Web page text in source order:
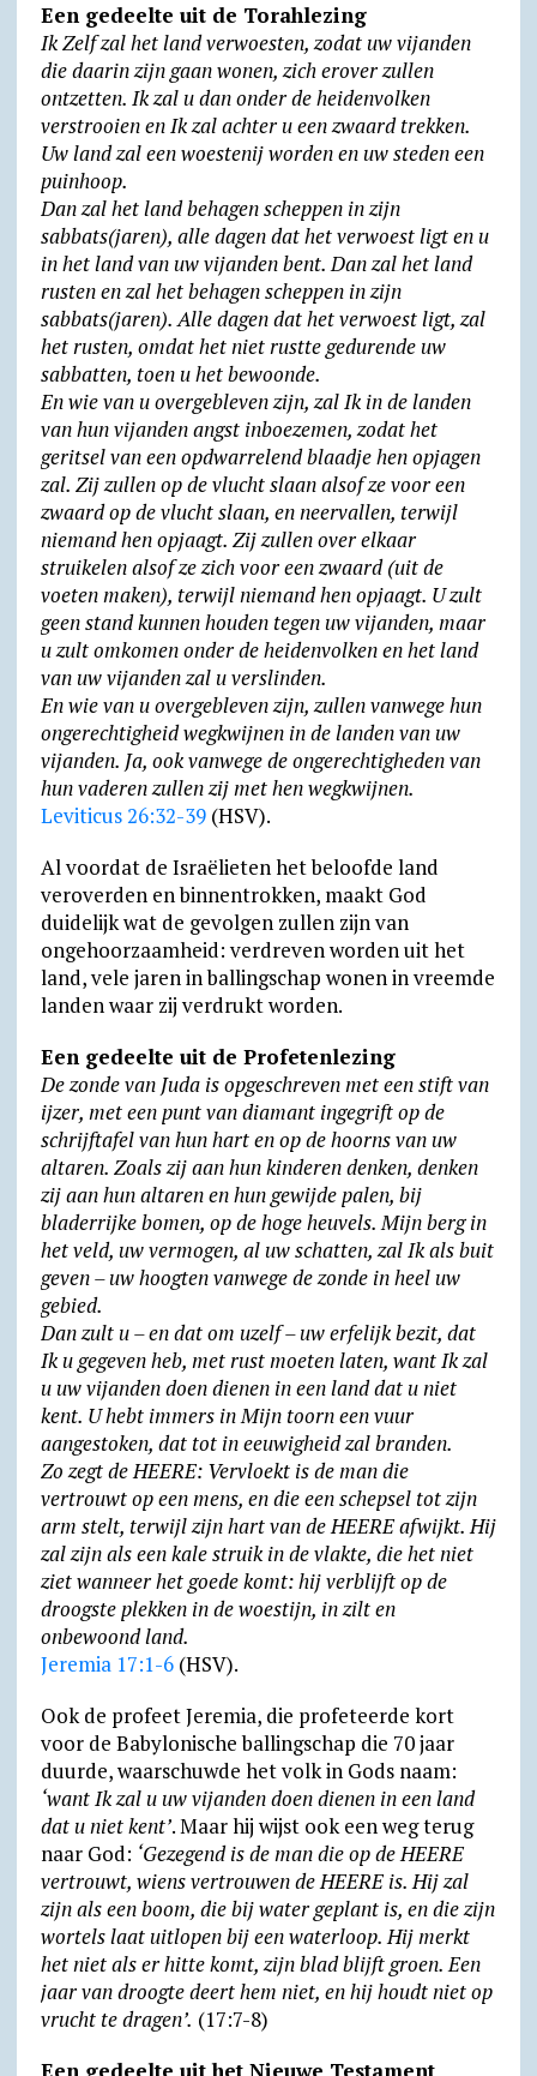
Een gedeelte uit de Torahlezing
Ik Zelf zal het land verwoesten, zodat uw vijanden
die daarin zijn gaan wonen, zich erover zullen
ontzetten. Ik zal u dan onder de heidenvolken
verstrooien en Ik zal achter u een zwaard trekken.
Uw land zal een woestenij worden en uw steden een
puinhoop.
Dan zal het land behagen scheppen in zijn
sabbats(jaren), alle dagen dat het verwoest ligt en u
in het land van uw vijanden bent. Dan zal het land
rusten en zal het behagen scheppen in zijn
sabbats(jaren). Alle dagen dat het verwoest ligt, zal
het rusten, omdat het niet rustte gedurende uw
sabbatten, toen u het bewoonde.
En wie van u overgebleven zijn, zal Ik in de landen
van hun vijanden angst inboezemen, zodat het
geritsel van een opdwarrelend blaadje hen opjagen
zal. Zij zullen op de vlucht slaan alsof ze voor een
zwaard op de vlucht slaan, en neer­vallen, terwijl
niemand hen opjaagt. Zij zullen over elkaar
struikelen alsof ze zich voor een zwaard (uit de
voeten maken), terwijl niemand hen opjaagt. U zult
geen stand kunnen houden tegen uw vijanden, maar
u zult omkomen onder de heidenvolken en het land
van uw vijanden zal u verslinden.
En wie van u overgebleven zijn, zullen vanwege hun
onge­rech­tigheid wegkwijnen in de landen van uw
vijanden. Ja, ook vanwege de onge­rechtig­heden van
hun vaderen zullen zij met hen wegkwijnen.
Leviticus 26:32-39(HSV).
Al voordat de Israëlieten het beloofde land
veroverden en binnentrokken, maakt God
duidelijk wat de gevolgen zullen zijn van
ongehoorzaamheid: verdreven worden uit het
land, vele jaren in ballingschap wonen in vreemde
landen waar zij verdrukt worden.
Een gedeelte uit de Profetenlezing
De zonde van Juda is opgeschreven met een stift van
ijzer, met een punt van diamant ingegrift op de
schrijf­tafel van hun hart en op de hoorns van uw
altaren. Zoals zij aan hun kinderen denken, denken
zij aan hun altaren en hun gewijde palen, bij
bladerrijke bomen, op de hoge heuvels. Mijn berg in
het veld, uw vermogen, al uw schatten, zal Ik als buit
geven – uw hoogten vanwege de zonde in heel uw
gebied.
Dan zult u – en dat om uzelf – uw erfelijk bezit, dat
Ik u gegeven heb, met rust moeten laten, want Ik zal
u uw vijanden doen dienen in een land dat u niet
kent. U hebt immers in Mijn toorn een vuur
aangestoken, dat tot in eeuwigheid zal branden.
Zo zegt de HEERE: Vervloekt is de man die
vertrouwt op een mens, en die een schepsel tot zijn
arm stelt, terwijl zijn hart van de HEERE afwijkt. Hij
zal zijn als een kale struik in de vlakte, die het niet
ziet wanneer het goede komt: hij verblijft op de
droogste plekken in de woestijn, in zilt en
onbewoond land.
Jeremia 17:1-6(HSV).
Ook de profeet Jeremia, die profeteerde kort
voor de Babylonische ballingschap die 70 jaar
duurde, waar­schuwde het volk in Gods naam:
‘want Ik zal u uw vijanden doen dienen in een land
dat u niet kent’. Maar hij wijst ook een weg terug
naar God: ‘Gezegend is de man die op de HEERE
vertrouwt, wiens vertrouwen de HEERE is. Hij zal
zijn als een boom, die bij water geplant is, en die zijn
wortels laat uitlopen bij een waterloop. Hij merkt
het niet als er hitte komt, zijn blad blijft groen. Een
jaar van droogte deert hem niet, en hij houdt niet op
vrucht te dragen’. (17:7-8)